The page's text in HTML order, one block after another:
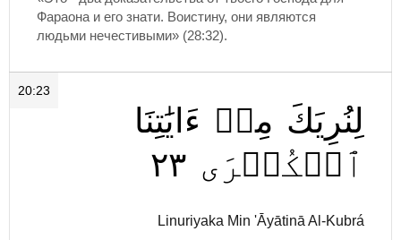
Фараона и его знати. Воистину, они являются
людьми нечестивыми» (28:32).
20:23
لِنُرِيَكَ مِنۡ ءَايَٰتِنَا
ٱلۡكُبۡرَى ٢٣
Linuriyaka Min 'Āyātinā Al-Kubrá